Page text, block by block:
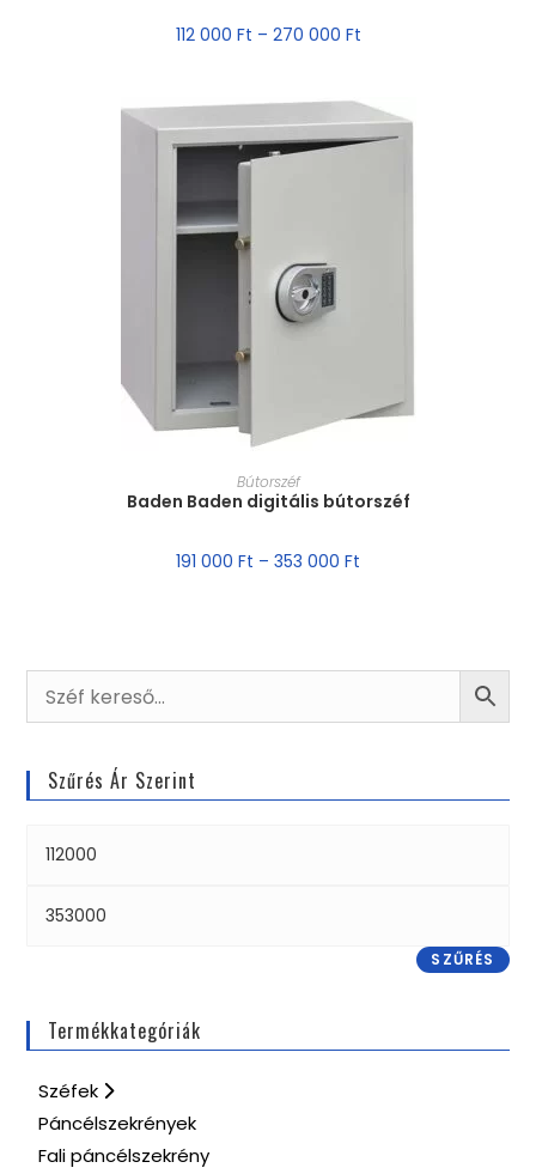
112 000 Ft – 270 000 Ft
MÉRET VÁLASZTÁSA
Bútorszéf
Baden Baden digitális bútorszéf
191 000 Ft – 353 000 Ft
Szűrés Ár Szerint
SZŰRÉS
Termékkategóriák
Széfek
Páncélszekrények
Fali páncélszekrény